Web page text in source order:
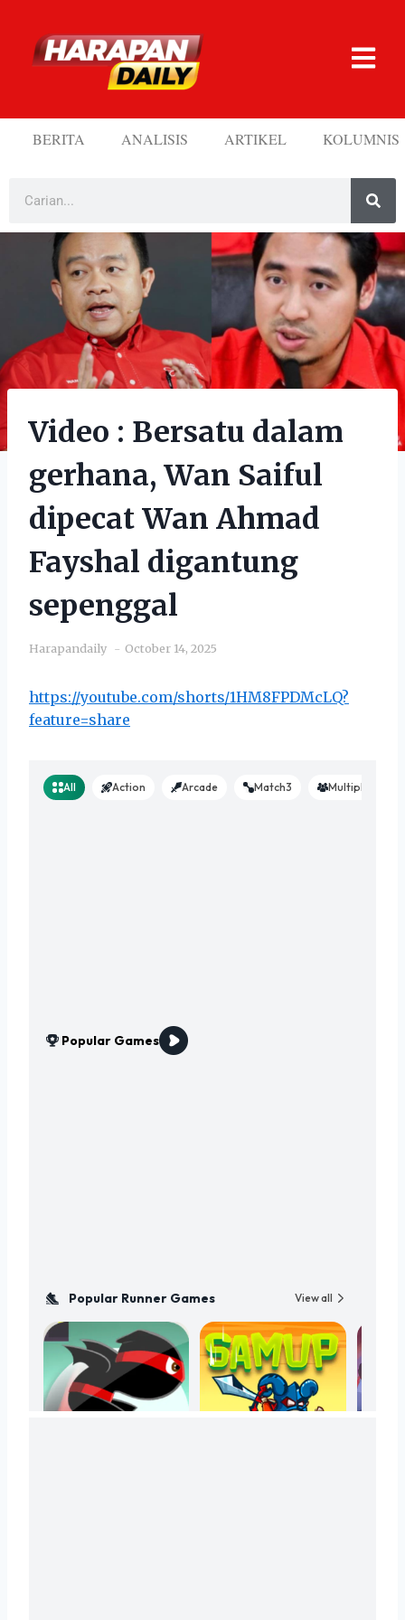
BERITA ANALISIS ARTIKEL KOLUMNIS
Video : Bersatu dalam
gerhana, Wan Saiful
dipecat Wan Ahmad
Fayshal digantung
sepenggal
Harapandaily October 14, 2025
https://youtube.com/shorts/1HM8FPDMcLQ?
feature=share